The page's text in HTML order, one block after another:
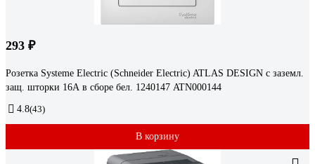
293 ₽
Розетка Systeme Electric (Schneider Electric) ATLAS DESIGN с заземл.
защ. шторки 16А в сборе бел. 1240147 ATN000144
4.8(43)
В корзину